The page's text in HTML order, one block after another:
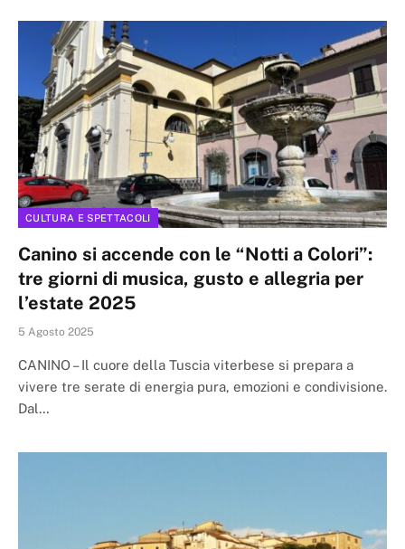
CULTURA E SPETTACOLI
Canino si accende con le “Notti a Colori”:
tre giorni di musica, gusto e allegria per
l’estate 2025
5 Agosto 2025
CANINO – Il cuore della Tuscia viterbese si prepara a
vivere tre serate di energia pura, emozioni e condivisione.
Dal…